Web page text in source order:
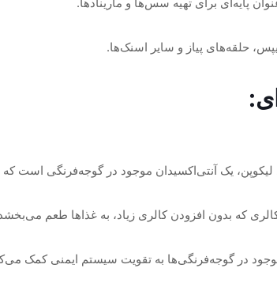
حلقه‌های پیاز و سایر اسنک‌ها.
یک آنتی‌اکسیدان موجود در گوجه‌فرنگی است
که بدون افزودن کالری زیاد، به غذاها طعم